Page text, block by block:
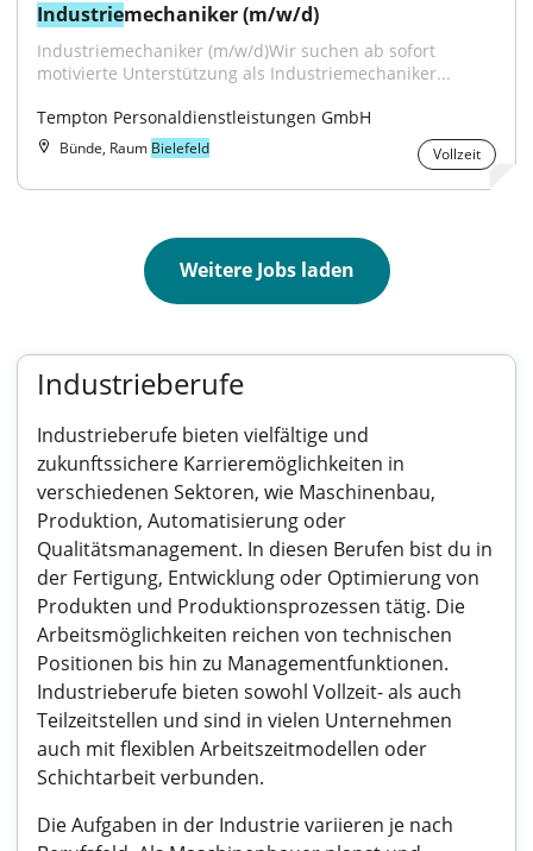
Industriemechaniker (m/w/d)
Industriemechaniker (m/w/d)Wir suchen ab sofort
motivierte Unterstützung als Industriemechaniker...
Tempton Personaldienstleistungen GmbH
Bünde, Raum Bielefeld Vollzeit
Weitere Jobs laden
Industrieberufe
Industrieberufe bieten vielfältige und
zukunftssichere Karrieremöglichkeiten in
verschiedenen Sektoren, wie Maschinenbau,
Produktion, Automatisierung oder
Qualitätsmanagement. In diesen Berufen bist du in
der Fertigung, Entwicklung oder Optimierung von
Produkten und Produktionsprozessen tätig. Die
Arbeitsmöglichkeiten reichen von technischen
Positionen bis hin zu Managementfunktionen.
Industrieberufe bieten sowohl Vollzeit- als auch
Teilzeitstellen und sind in vielen Unternehmen
auch mit flexiblen Arbeitszeitmodellen oder
Schichtarbeit verbunden.
Die Aufgaben in der Industrie variieren je nach